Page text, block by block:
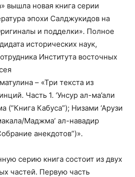
вышла новая книга серии
эпохи Салджукидов на
и подделки». Полное
исторических наук,
Института восточных
– «Три текста из
Часть 1. ‘Унсур ал-ма’али
(“Книга Кабуса”); Низами ‘Арузи
Маджма’ ал-навадир
анекдотов”)».
серию книга состоит из двух
частей. Первую часть